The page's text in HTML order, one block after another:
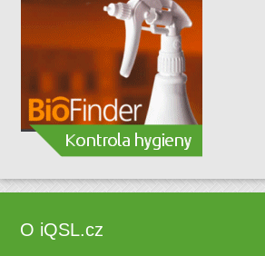
O iQSL.cz